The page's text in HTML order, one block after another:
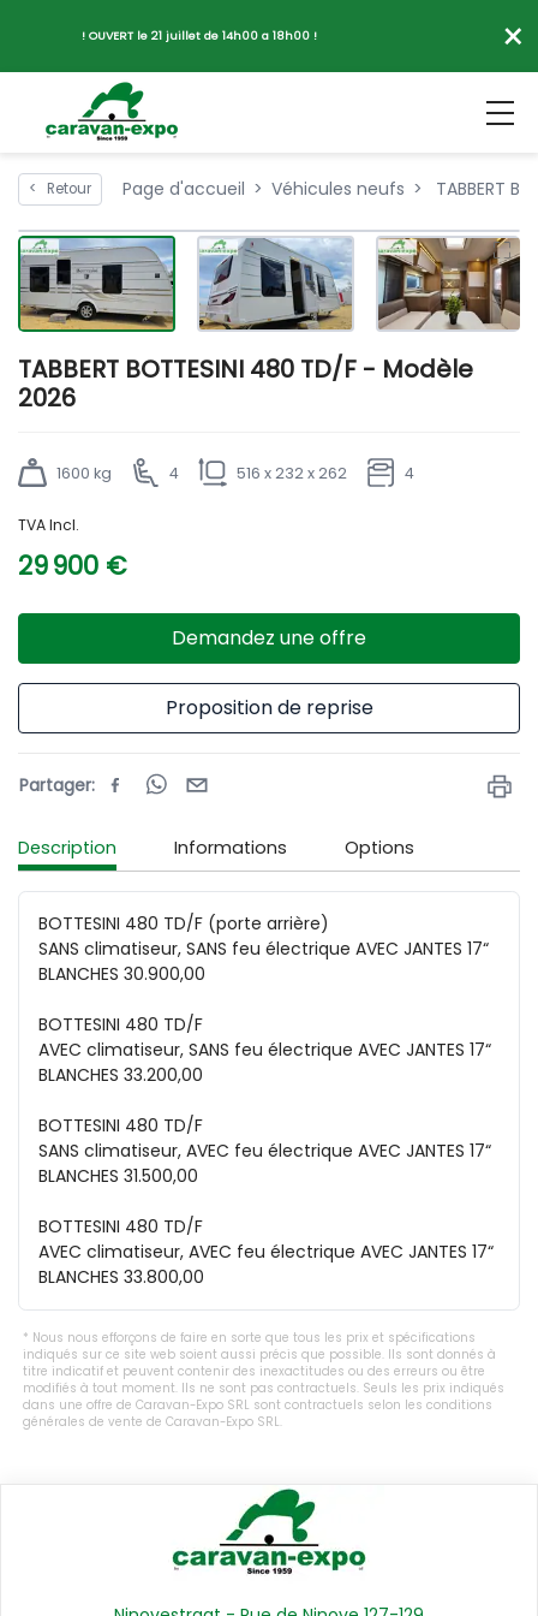
! OUVERT le 21 juillet de 14h00 a 18h00 ! ×
< Retour Page d'accueil Véhicules neufs TABBERT
TABBERT BOTTESINI 480 TD/F - Modèle
2026
1600 kg 4 516 x 232 x 262 4
TVA Incl.
29 900 €
Demandez une offre
Proposition de reprise
Partager:
Description Informations Options
BOTTESINI 480 TD/F (porte arrière)
SANS climatiseur, SANS feu électrique AVEC JANTES 17“
BLANCHES 30.900,00
BOTTESINI 480 TD/F
AVEC climatiseur, SANS feu électrique AVEC JANTES 17“
BLANCHES 33.200,00
BOTTESINI 480 TD/F
SANS climatiseur, AVEC feu électrique AVEC JANTES 17“
BLANCHES 31.500,00
BOTTESINI 480 TD/F
AVEC climatiseur, AVEC feu électrique AVEC JANTES 17“
BLANCHES 33.800,00
Nous nous efforçons de faire en sorte que tous les prix et spécifications
indiqués sur ce site web soient aussi précis que possible. Ils sont donnés à
titre indicatif et peuvent contenir des inexactitudes ou des erreurs ou être
modifiés à tout moment. Ils ne sont pas contractuels. Seuls les prix indiqués
dans une offre de Caravan-Expo SRL sont contractuels selon les conditions
générales de vente de Caravan-Expo SRL.